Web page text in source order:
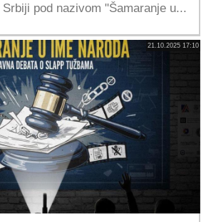
pod nazivom "Šamaranje u...
21.10.2025 17:10